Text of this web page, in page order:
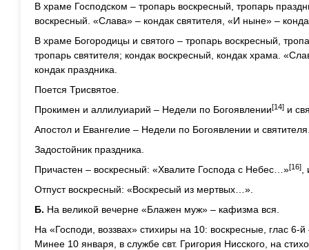
В храме Господском – тропарь воскресный, тропарь
воскресный. «Слава» – кондак святителя, «И ныне» –
В храме Богородицы и святого – тропарь воскресный,
тропарь святителя; кондак воскресный, кондак храма.
кондак праздника.
Поется Трисвятое.
Прокимен и аллилуиарий – Недели по Богоявлении[14] и
Апостол и Евангелие – Недели по Богоявлении и
Задостойник праздника.
Причастен – воскресный: «Хвалите Господа с Небес…»[16]
Отпуст воскресный: «Воскресый из мертвых…».
Б. На великой вечерне «Блажен муж» – кафизма вся.
На «Господи, воззвах» стихиры на 10: воскресные, глас 6-
Минее 10 января, в службе свт. Григория Нисского, на